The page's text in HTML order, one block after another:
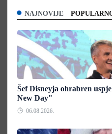
NAJNOVIJE
Šef Disneyja ohrabren
New Day"
06.08.2026.